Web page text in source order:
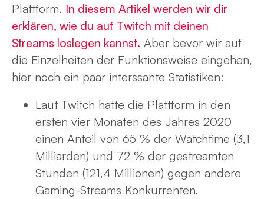
Plattform. In diesem Artikel werden wir dir
erklären, wie du auf Twitch mit deinen
Streams loslegen kannst. Aber bevor wir auf
die Einzelheiten der Funktionsweise eingehen,
hier noch ein paar interssante Statistiken:
Laut Twitch hatte die Plattform in den
ersten vier Monaten des Jahres 2020
einen Anteil von 65 % der Watchtime (3,1
Milliarden) und 72 % der gestreamten
Stunden (121,4 Millionen) gegen andere
Gaming-Streams Konkurrenten.